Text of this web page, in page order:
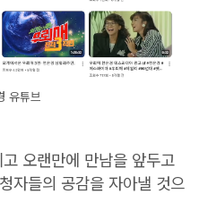
유튜브
오랜만에 만남을 앞두고
자들의 공감을 자아낼 것으